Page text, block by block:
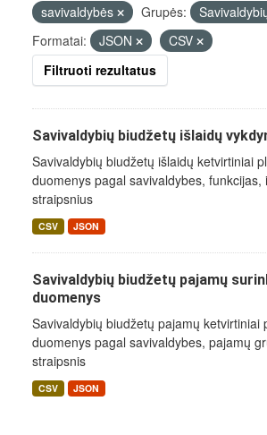
savivaldybės
Grupės:
Formatai:
JSON
CSV
Filtruoti rezultatus
Savivaldybių biudžetų išlaidų
Savivaldybių biudžetų išlaidų ketvirtiniai
duomenys pagal savivaldybes, funkcijas,
straipsnius
CSV JSON
Savivaldybių biudžetų pajamų
duomenys
Savivaldybių biudžetų pajamų ketvirtiniai
duomenys pagal savivaldybes, pajamų
straipsnis
CSV JSON